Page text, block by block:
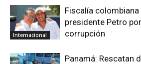
Internacional
Fiscalía
presidente Petro
corrupción
Panamá: Rescatan